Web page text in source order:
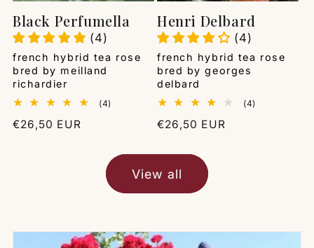
Black Perfumella
(4)
Vendor:
french hybrid tea rose
bred by meilland
richardier
(4)
Regular
€26,50 EUR
Henri Delbard
(4)
Vendor:
french hybrid tea rose
bred by georges
delbard
(4)
Regular
€26,50 EUR
View all